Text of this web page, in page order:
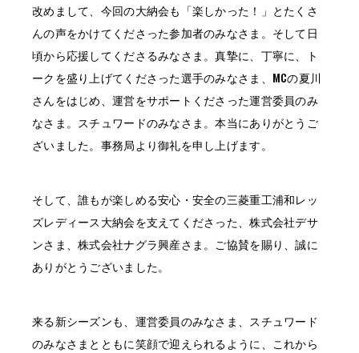
改めまして、今回の大納会も「楽しかった！」とたくさ
んの声をかけてくださった参加者のみなさま。そして日
頃から応援してくださるみなさま。真摯に、丁寧に、ト
ークを盛り上げてくださった選手のみなさま、MCの夏川
さんをはじめ、運営をサポートくださった運営委員のみ
なさま。スチュワードのみなさま。本当にありがとうご
ざいました。事務局より御礼を申し上げます。
そして、誰もが楽しめる安心・安全の三菱重工浦和レッ
ズレディース大納会を支えてくださった、株式会社デサ
ンさま、株式会社ナグラ興産さま。ご協賛を賜り、誠に
ありがとうございました。
来る新シーズンも、運営委員のみなさま、スチュワード
のみなさまとともに笑顔で迎えられるように、これから